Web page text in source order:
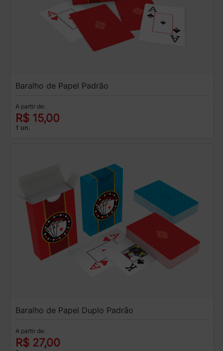
Baralho de Papel Padrão
A partir de:
R$ 15,00
1 un.
Baralho de Papel Duplo Padrão
A partir de:
R$ 27,00